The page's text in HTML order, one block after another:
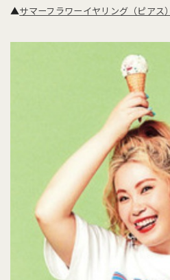
▲サマーフラワーイヤリング（ピアス）